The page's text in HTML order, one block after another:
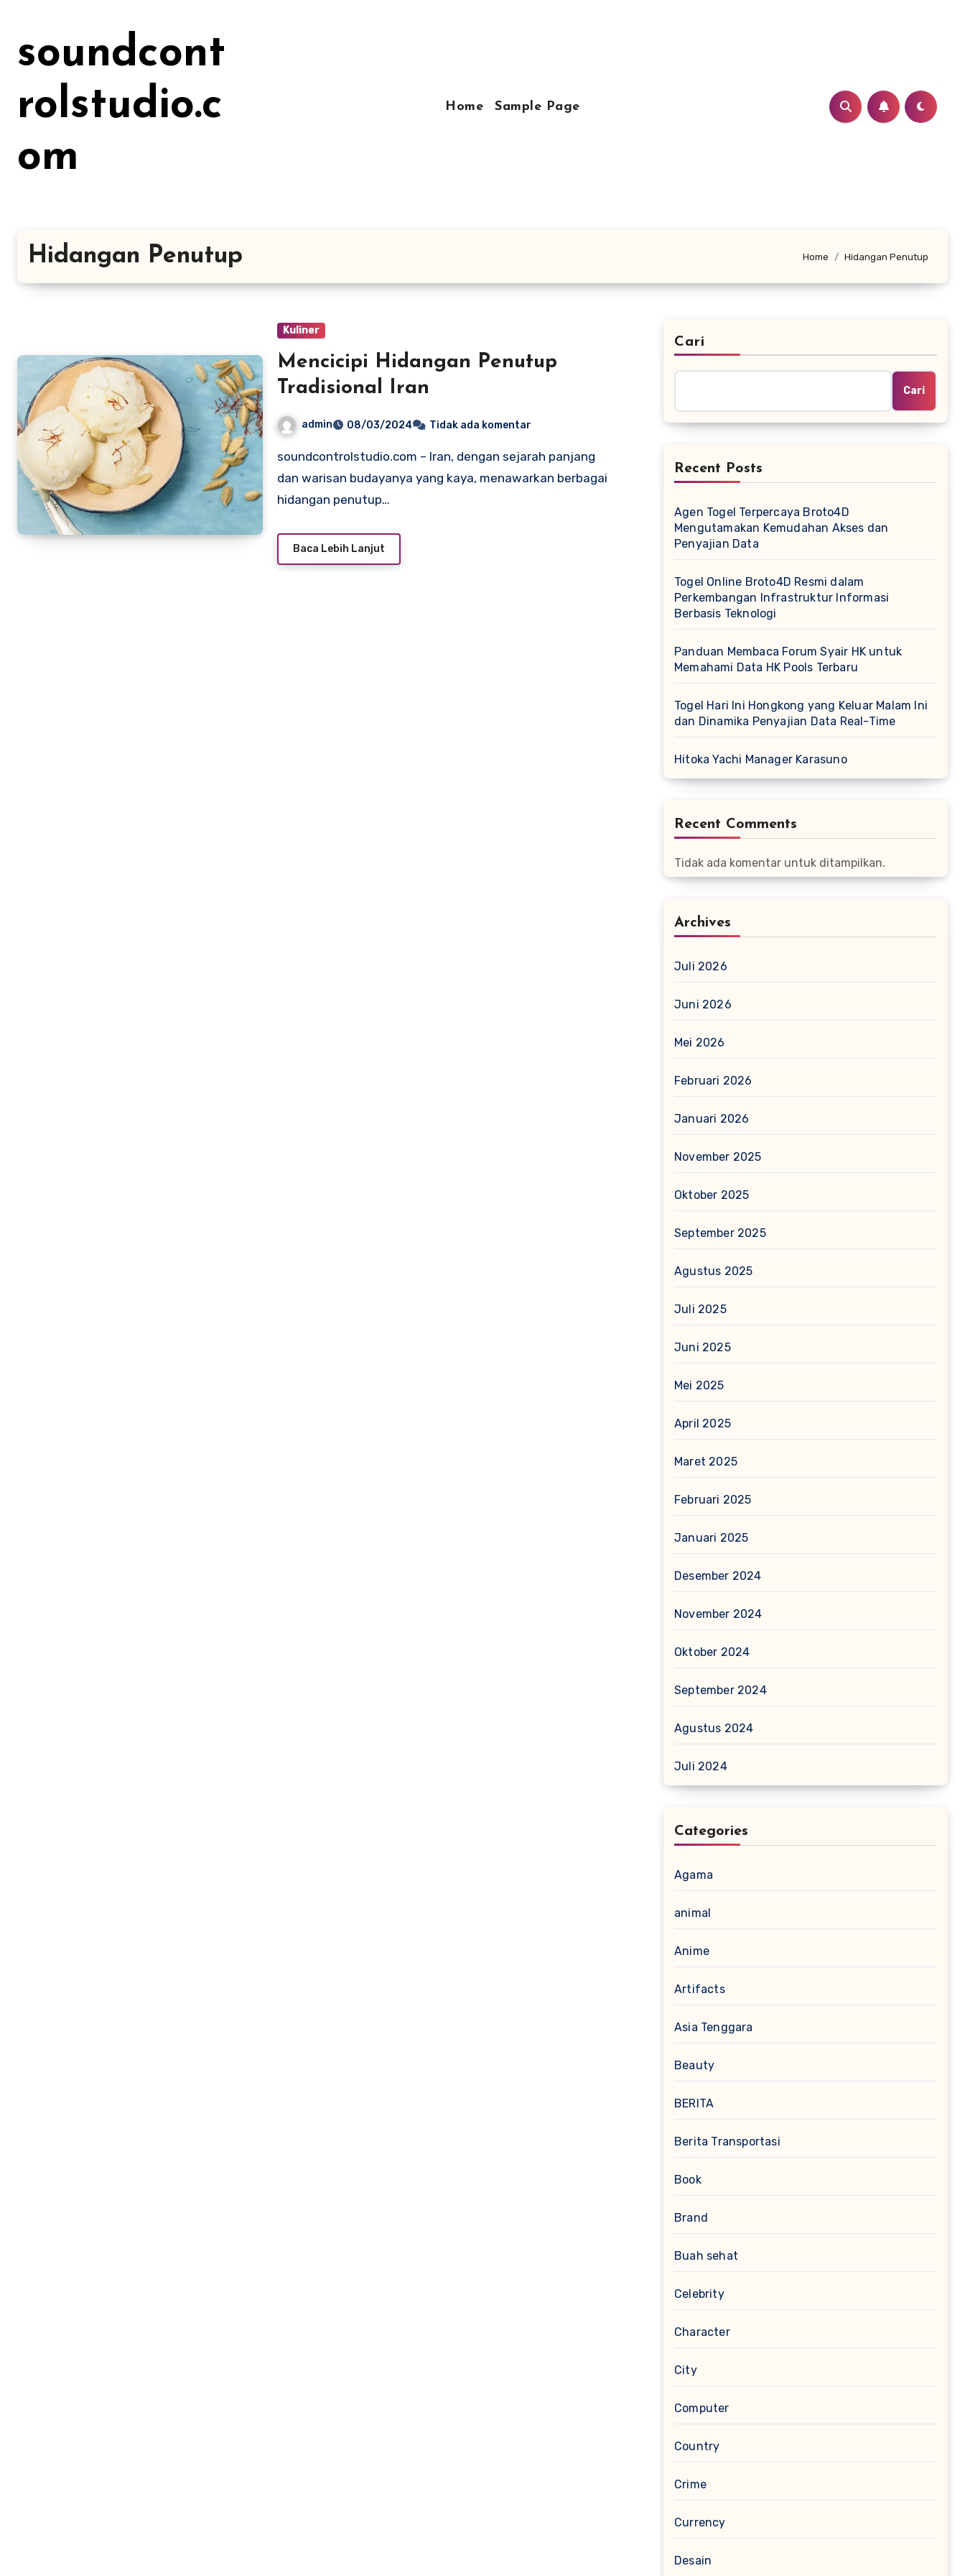
kontensoundcont
rolstudio.c
om
Home Sample Page
Hidangan Penutup Home Hidangan Penutup
Kuliner
Mencicipi Hidangan Penutup
Tradisional Iran
admin 08/03/2024 Tidak ada komentar
soundcontrolstudio.com – Iran, dengan sejarah panjang
dan warisan budayanya yang kaya, menawarkan berbagai
hidangan penutup…
Baca Lebih Lanjut
Cari
Cari
Recent Posts
Agen Togel Terpercaya Broto4D
Mengutamakan Kemudahan Akses dan
Penyajian Data
Togel Online Broto4D Resmi dalam
Perkembangan Infrastruktur Informasi
Berbasis Teknologi
Panduan Membaca Forum Syair HK untuk
Memahami Data HK Pools Terbaru
Togel Hari Ini Hongkong yang Keluar Malam Ini
dan Dinamika Penyajian Data Real-Time
Hitoka Yachi Manager Karasuno
Recent Comments
Tidak ada komentar untuk ditampilkan.
Archives
Juli 2026
Juni 2026
Mei 2026
Februari 2026
Januari 2026
November 2025
Oktober 2025
September 2025
Agustus 2025
Juli 2025
Juni 2025
Mei 2025
April 2025
Maret 2025
Februari 2025
Januari 2025
Desember 2024
November 2024
Oktober 2024
September 2024
Agustus 2024
Juli 2024
Categories
Agama
animal
Anime
Artifacts
Asia Tenggara
Beauty
BERITA
Berita Transportasi
Book
Brand
Buah sehat
Celebrity
Character
City
Computer
Country
Crime
Currency
Desain